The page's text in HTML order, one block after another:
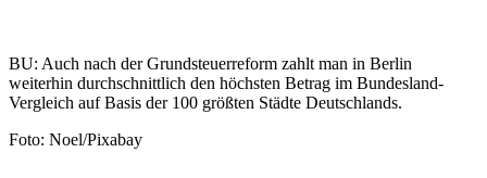
BU: Auch nach der Grundsteuerreform zahlt man in Berlin
weiterhin durchschnittlich den höchsten Betrag im Bundesland-
Vergleich auf Basis der 100 größten Städte Deutschlands.
Foto: Noel/Pixabay